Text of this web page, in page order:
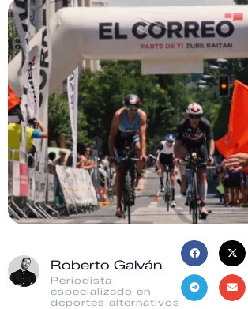
Roberto Galván
Periodista
especializado en
deportes alternativos